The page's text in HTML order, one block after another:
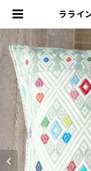
ラライ